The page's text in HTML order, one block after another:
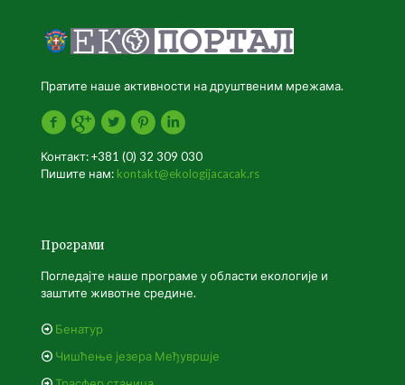
Пратите наше активности на друштвеним мрежама.
Контакт: +381 (0) 32 309 030
Пишите нам: kontakt@ekologijacacak.rs
Програми
Погледајте наше програме у области екологије и
заштите животне средине.
Бенатур
Чишћење језера Међувршје